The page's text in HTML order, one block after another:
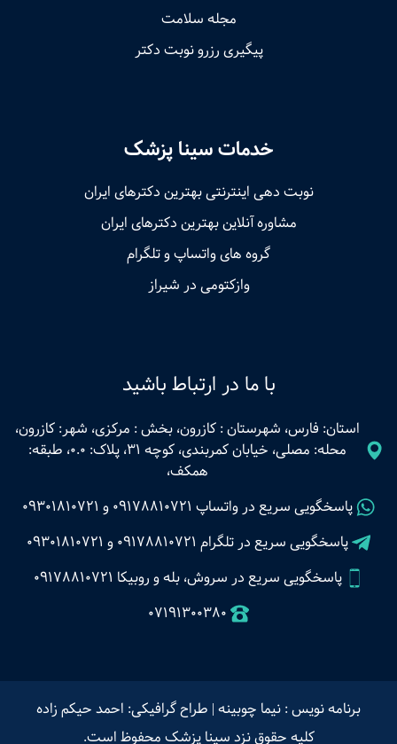
مجله سلامت
پیگیری رزرو نوبت دکتر
خدمات سینا پزشک
نوبت‌ دهی اینترنتی بهترین دکترهای ایران
مشاوره آنلاین بهترین دکترهای ایران
گروه های واتساپ و تلگرام
وازکتومی در شیراز
با ما در ارتباط باشید
استان: فارس، شهرستان : کازرون، بخش : مرکزی، شهر: کازرون،
محله: مصلی، خیابان کمربندی، کوچه 31، پلاک: 0.0، طبقه:
همکف،
پاسخگویی سریع در واتساپ 09178810721 و 09301810721
پاسخگویی سریع در تلگرام 09178810721 و 09301810721
پاسخگویی سریع در سروش، بله و روبیکا 09178810721
07191300380
برنامه نویس : نیما چوبینه | طراح گرافیکی: احمد حیکم زاده
کلیه حقوق نزد سینا پزشک محفوظ است.